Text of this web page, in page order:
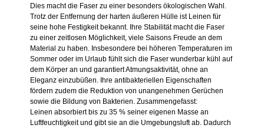
Dies macht die Faser zu einer besonders ökologischen Wahl.
Trotz der Entfernung der harten äußeren Hülle ist Leinen für
seine hohe Festigkeit bekannt. Ihre Stabilität macht die Faser
zu einer zeitlosen Möglichkeit, viele Saisons Freude an dem
Material zu haben. Insbesondere bei höheren Temperaturen im
Sommer oder im Urlaub fühlt sich die Faser wunderbar kühl auf
dem Körper an und garantiert Atmungsaktivität, ohne an
Eleganz einzubüßen. Ihre antibakteriellen Eigenschaften
fördern zudem die Reduktion von unangenehmen Gerüchen
sowie die Bildung von Bakterien. Zusammengefasst:
Leinen absorbiert bis zu 35 % seiner eigenen Masse an
Luftfeuchtigkeit und gibt sie an die Umgebungsluft ab. Dadurch